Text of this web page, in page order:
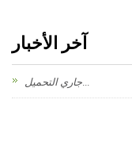
آخر الأخبار